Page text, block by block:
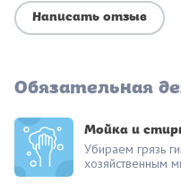
Написать отзыв
Обязательная
Мойка и
Убираем грязь
хозяйственным